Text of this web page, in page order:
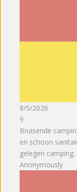
8/5/2026
9
Bruisende
en schoon
gelegen camping.
Anonymously